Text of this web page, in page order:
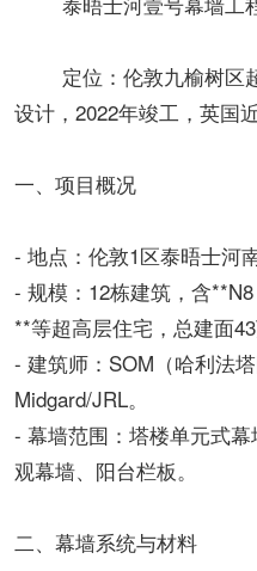
定位：伦敦九榆树区超
设计，2022年竣工，英国
一、项目概况
- 地点：伦敦1区泰晤士河
- 规模：12栋建筑，含**N8
**等超高层住宅，总建面43
- 建筑师：SOM（哈利法
Midgard/JRL。
- 幕墙范围：塔楼单元式
观幕墙、阳台栏板。
二、幕墙系统与材料